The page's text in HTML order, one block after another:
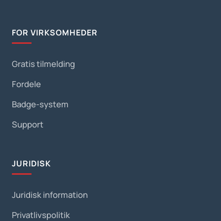
FOR VIRKSOMHEDER
Gratis tilmelding
Fordele
Badge-system
Support
JURIDISK
Juridisk information
Privatlivspolitik